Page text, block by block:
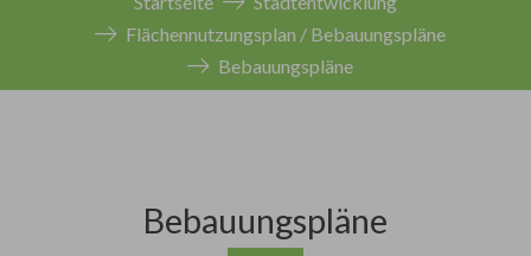
Flächennutzungsplan / Bebauungspläne
Bebauungspläne
Bebauungspläne